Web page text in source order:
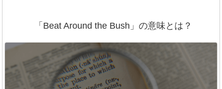
「Beat Around the Bush」の意味とは？